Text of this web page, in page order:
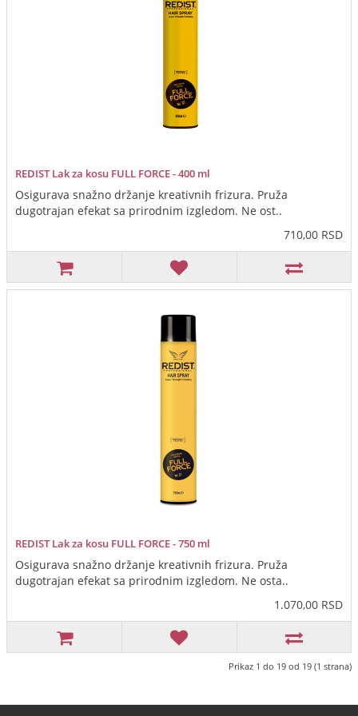
REDIST Lak za kosu FULL FORCE - 400 ml
Osigurava snažno držanje kreativnih frizura. Pruža
dugotrajan efekat sa prirodnim izgledom. Ne ost..
710,00 RSD
REDIST Lak za kosu FULL FORCE - 750 ml
Osigurava snažno držanje kreativnih frizura. Pruža
dugotrajan efekat sa prirodnim izgledom. Ne osta..
1.070,00 RSD
Prikaz 1 do 19 od 19 (1 strana)